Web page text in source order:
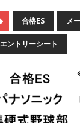
合格ES メ
エントリーシート